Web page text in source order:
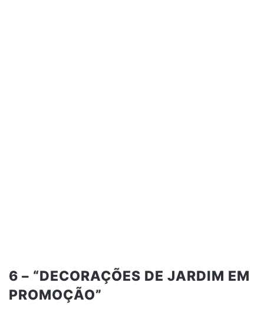
6 – “DECORAÇÕES DE JARDIM EM
PROMOÇÃO”